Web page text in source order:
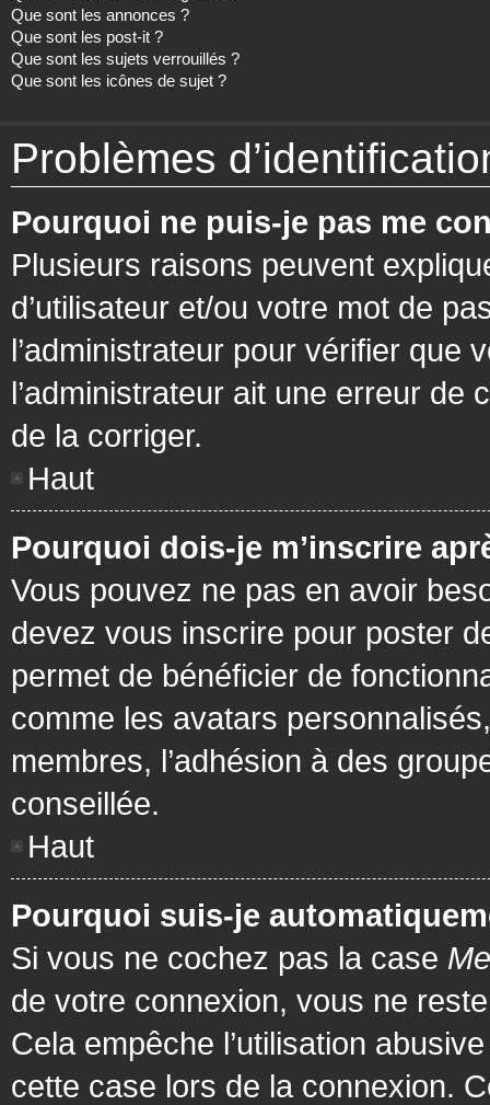
Que sont les annonces ?
Que sont les post-it ?
Que sont les sujets verrouillés ?
Que sont les icônes de sujet ?
Problèmes
Pourquoi ne puis-je pas me
Plusieurs raisons peuvent
d’utilisateur et/ou votre mot de
l’administrateur pour vérifier que
l’administrateur ait une erreur de
de la corriger.
Haut
Pourquoi dois-je m’inscrire
Vous pouvez ne pas en avoir
devez vous inscrire pour poster
permet de bénéficier de
comme les avatars
membres, l’adhésion à des
conseillée.
Haut
Pourquoi suis-je
Si vous ne cochez pas la case
de votre connexion, vous ne
Cela empêche l’utilisation
cette case lors de la connexion.